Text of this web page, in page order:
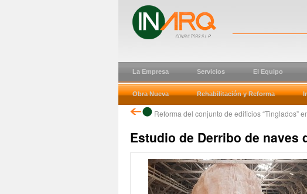
La Empresa Servicios El Equipo
Obra Nueva Rehabilitación y Reforma
Reforma del conjunto de edificios “Tinglados”
Estudio de Derribo de naves